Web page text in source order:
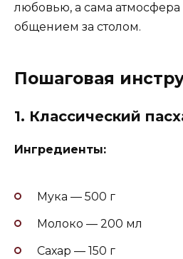
любовью, а сама атмосфера
общением за столом.
Пошаговая
1. Классический
Ингредиенты:
Мука — 500 г
Молоко — 200 мл
Сахар — 150 г